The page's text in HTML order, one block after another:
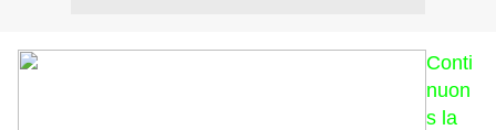
Conti
nuon
s la